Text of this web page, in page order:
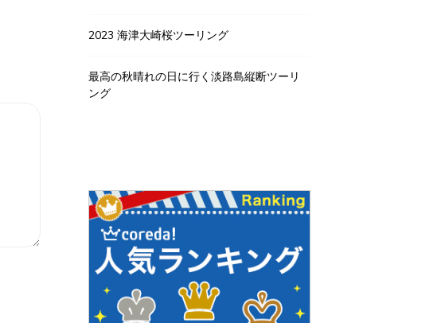
2023 海津大崎桜ツーリング
最高の秋晴れの日に行く淡路島縦断ツーリ
ング